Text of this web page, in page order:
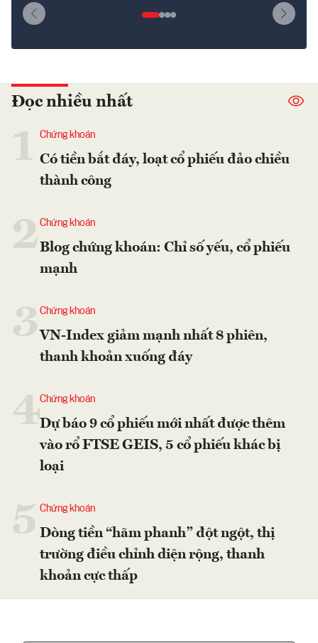
Đọc nhiều nhất
Chứng khoán
Có tiền bắt đáy, loạt cổ phiếu đảo chiều
thành công
2Chứng khoán
Blog chứng khoán: Chỉ số yếu, cổ phiếu
mạnh
Chứng khoán
VN-Index giảm mạnh nhất 8 phiên,
thanh khoản xuống đáy
4Chứng khoán
Dự báo 9 cổ phiếu mới nhất được thêm
vào rổ FTSE GEIS, 5 cổ phiếu khác bị
loại
Chứng khoán
Dòng tiền “hãm phanh” đột ngột, thị
trường điều chỉnh diện rộng, thanh
khoản cực thấp